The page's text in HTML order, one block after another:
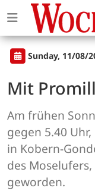
Sunday, 11/08/
Mit
Am frühen
gegen 5.40
in Kobern-
des
geworden.